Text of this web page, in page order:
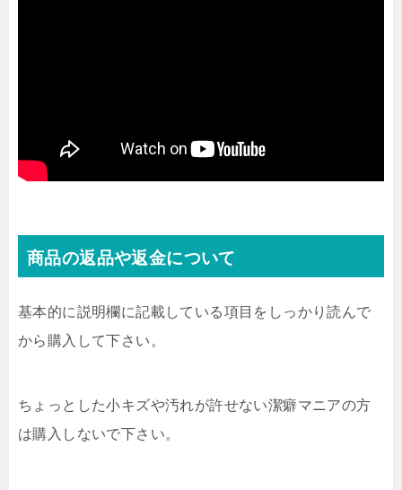
商品の返品や返金について
基本的に説明欄に記載している項目をしっかり読んで
から購入して下さい。
ちょっとした小キズや汚れが許せない潔癖マニアの方
は購入しないで下さい。